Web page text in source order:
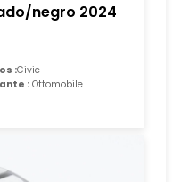
negro 2024
:Civic
: Ottomobile